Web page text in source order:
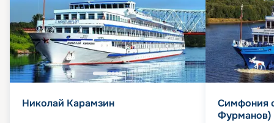
Николай Карамзин
Симфония
Фурманов)